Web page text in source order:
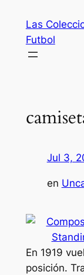
contenido
Las
Futbol
Jul 3,
en
En 1919
posición.